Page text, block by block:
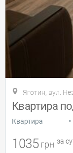
Яготин, вул.
Квартира
Квартира •
1035 грн за